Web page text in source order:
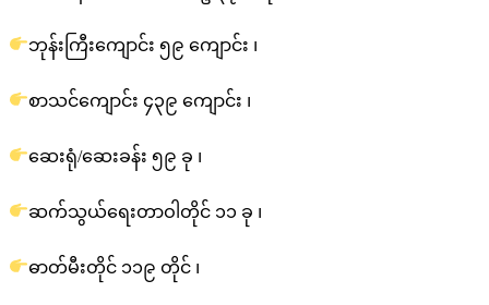
ဘုန်းကြီးကျောင်း ၅၉ ကျောင်း ၊
စာသင်ကျောင်း ၄၃၉ ကျောင်း ၊
ဆေးရုံ/ဆေးခန်း ၅၉ ခု ၊
ဆက်သွယ်ရေးတာဝါတိုင် ၁၁ ခု ၊
ဓာတ်မီးတိုင် ၁၁၉ တိုင် ၊